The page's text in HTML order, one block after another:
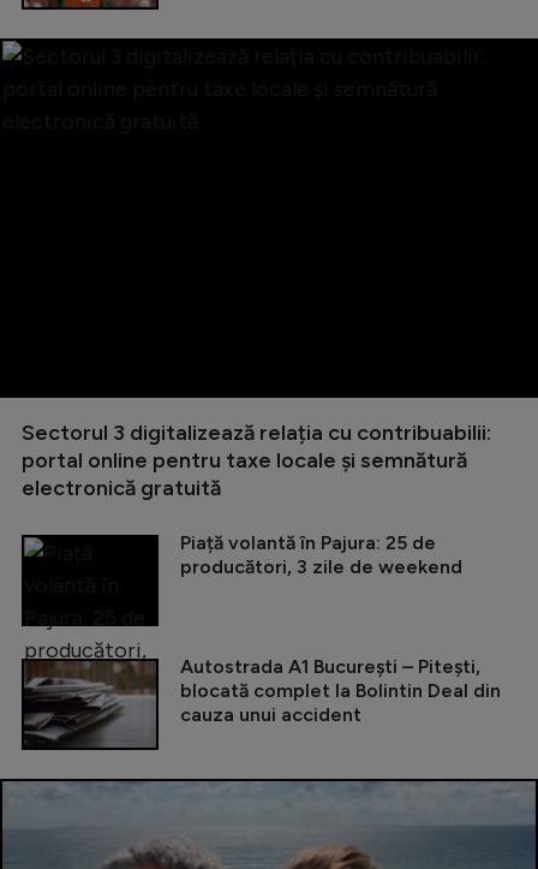
Sectorul 3 digitalizează relația cu contribuabilii:
portal online pentru taxe locale și semnătură
electronică gratuită
Piață volantă în Pajura: 25 de
producători, 3 zile de weekend
Autostrada A1 București – Pitești,
blocată complet la Bolintin Deal din
cauza unui accident